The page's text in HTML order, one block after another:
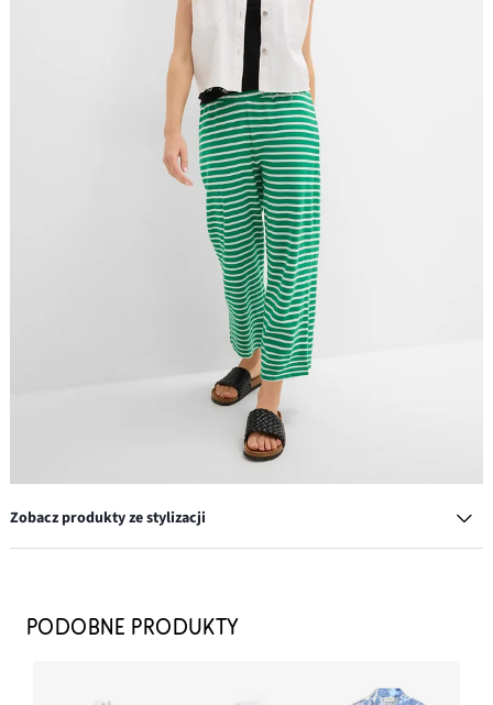
Zobacz produkty ze stylizacji
37,99 zł
Czapka z daszkiem z haftem
PODOBNE PRODUKTY